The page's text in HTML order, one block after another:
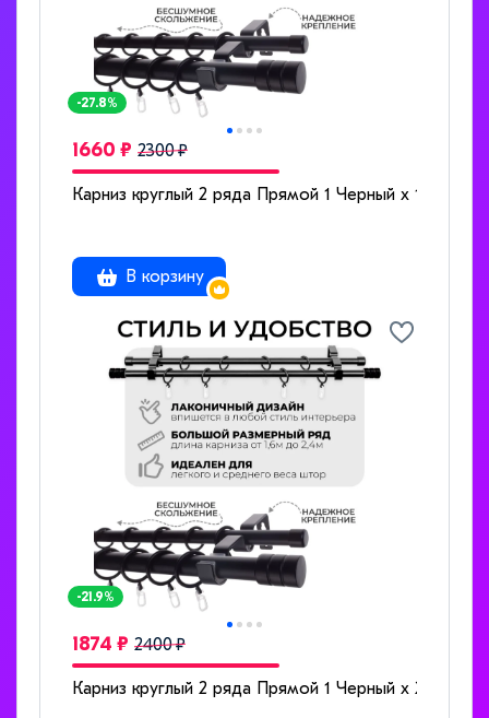
-27.8%
1660 ₽ 2300 ₽
Карниз круглый 2 ряда Прямой 1 Черный x 160
В корзину
-21.9%
1874 ₽ 2400 ₽
Карниз круглый 2 ряда Прямой 1 Черный x 200